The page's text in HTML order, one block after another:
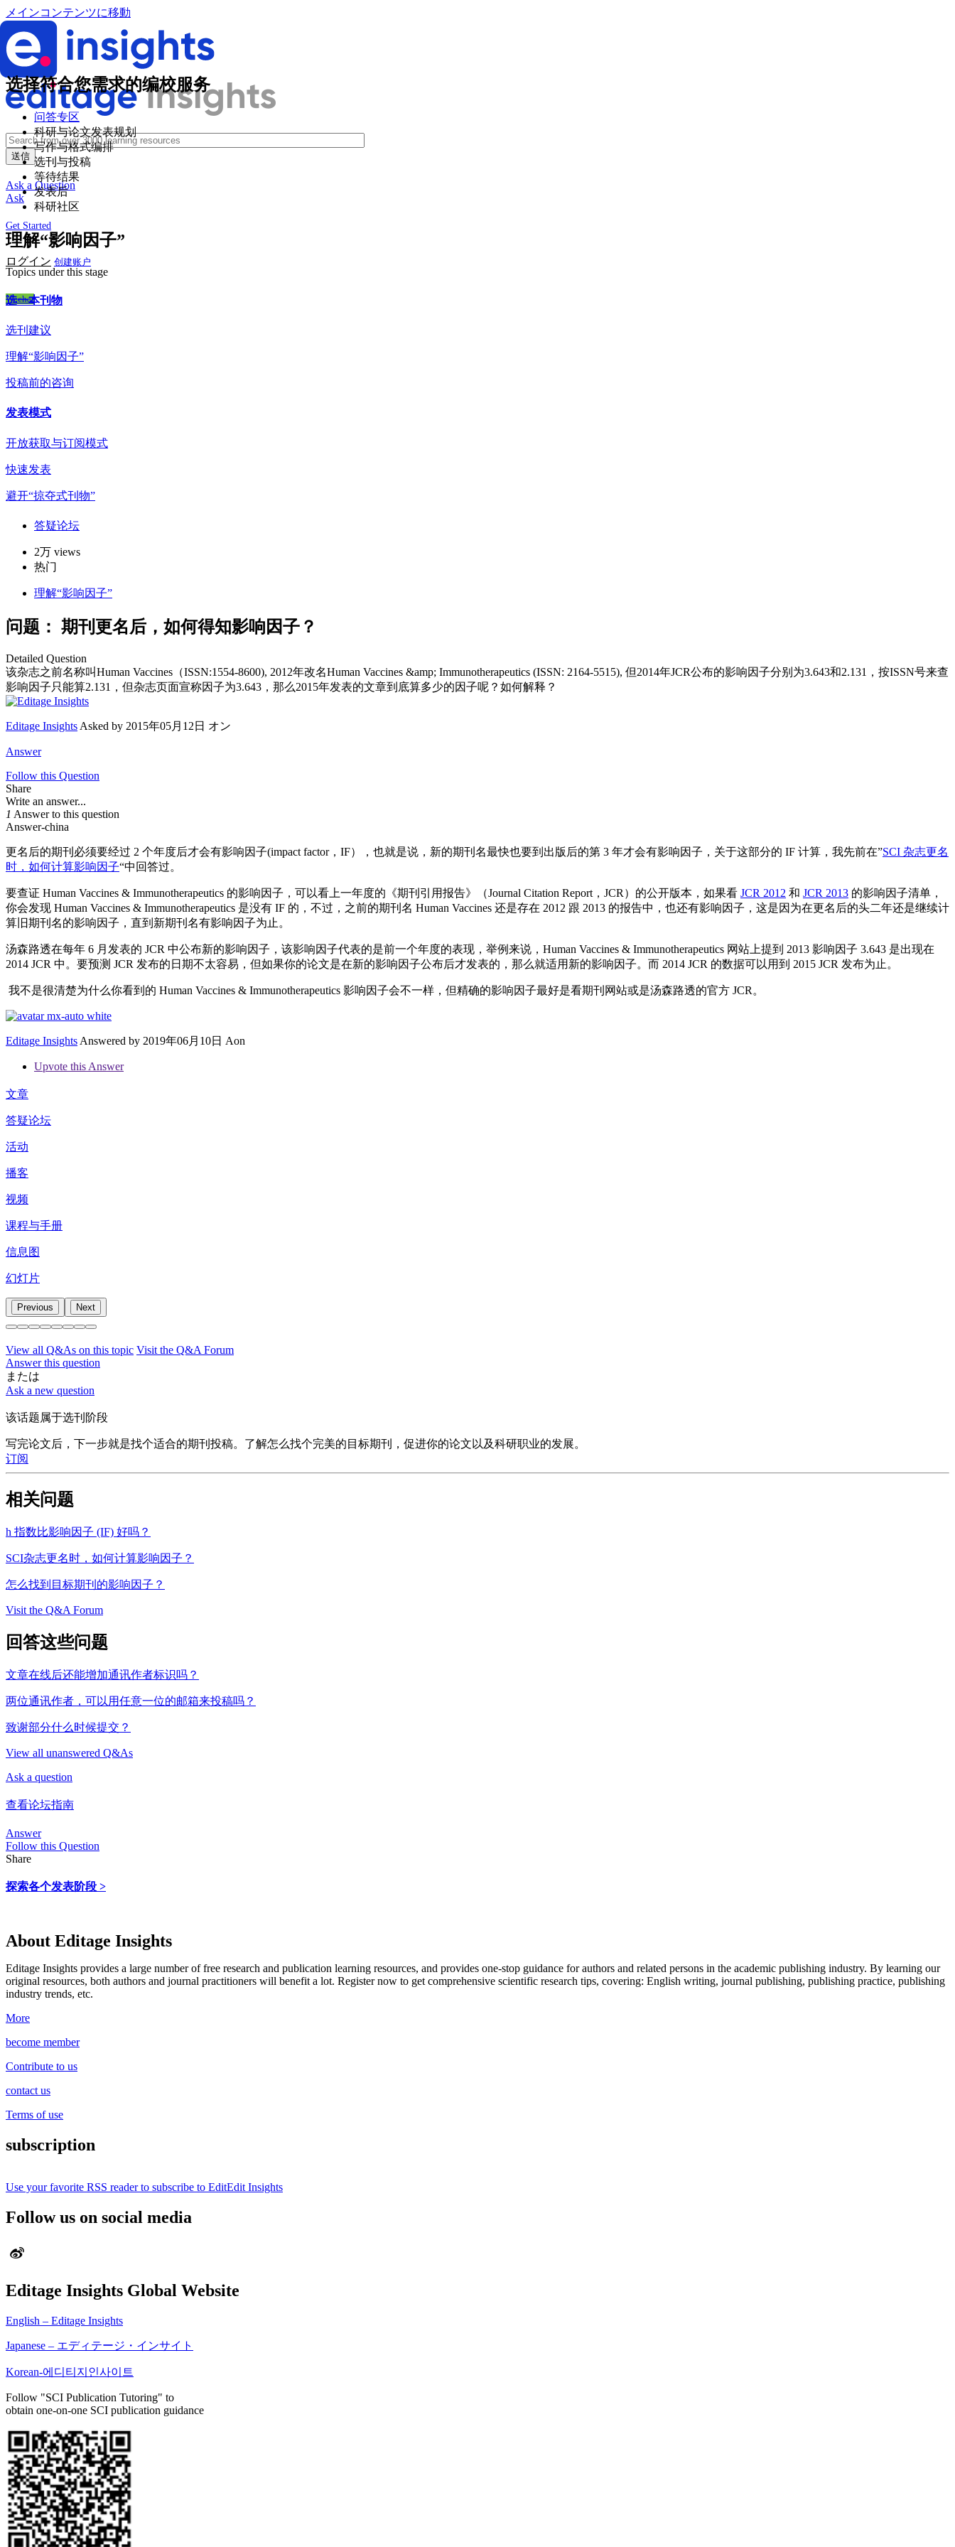
メインコンテンツに移動
Ask a Question
Ask
Get Started
ログイン 创建账户
Wechat
选择符合您需求的编校服务
问答专区
科研与论文发表规划
写作与格式编排
选刊与投稿
等待结果
发表后
科研社区
理解“影响因子”
Topics under this stage
选一本刊物
选刊建议
理解“影响因子”
投稿前的咨询
发表模式
开放获取与订阅模式
快速发表
避开“掠夺式刊物”
答疑论坛
2万 views
热门
理解“影响因子”
问题： 期刊更名后，如何得知影响因子？
Detailed Question
该杂志之前名称叫Human Vaccines（ISSN:1554-8600), 2012年改名Human Vaccines &amp; Immunotherapeutics (ISSN: 2164-5515), 但2014年JCR公布的影响因子分别为3.643和2.131，按ISSN号来查
影响因子只能算2.131，但杂志页面宣称因子为3.643，那么2015年发表的文章到底算多少的因子呢？如何解释？
Editage Insights Asked by 2015年05月12日 オン
Answer
Follow this Question
Share
Write an answer...
1 Answer to this question
Answer-china
更名后的期刊必须要经过 2 个年度后才会有影响因子(impact factor，IF），也就是说，新的期刊名最快也要到出版后的第 3 年才会有影响因子，关于这部分的 IF 计算，我先前在”SCI 杂志更名
时，如何计算影响因子“中回答过。
要查证 Human Vaccines & Immunotherapeutics 的影响因子，可以看上一年度的《期刊引用报告》（Journal Citation Report，JCR）的公开版本，如果看 JCR 2012 和 JCR 2013 的影响因子清单，
你会发现 Human Vaccines & Immunotherapeutics 是没有 IF 的，不过，之前的期刊名 Human Vaccines 还是存在 2012 跟 2013 的报告中，也还有影响因子，这是因为在更名后的头二年还是继续计
算旧期刊名的影响因子，直到新期刊名有影响因子为止。
汤森路透在每年 6 月发表的 JCR 中公布新的影响因子，该影响因子代表的是前一个年度的表现，举例来说，Human Vaccines & Immunotherapeutics 网站上提到 2013 影响因子 3.643 是出现在
2014 JCR 中。要预测 JCR 发布的日期不太容易，但如果你的论文是在新的影响因子公布后才发表的，那么就适用新的影响因子。而 2014 JCR 的数据可以用到 2015 JCR 发布为止。
我不是很清楚为什么你看到的 Human Vaccines & Immunotherapeutics 影响因子会不一样，但精确的影响因子最好是看期刊网站或是汤森路透的官方 JCR。
Editage Insights Answered by 2019年06月10日 Aon
Upvote this Answer
文章
答疑论坛
活动
播客
视频
课程与手册
信息图
幻灯片
Previous Next
View all Q&As on this topic Visit the Q&A Forum
Answer this question
または
Ask a new question
该话题属于选刊阶段
写完论文后，下一步就是找个适合的期刊投稿。了解怎么找个完美的目标期刊，促进你的论文以及科研职业的发展。
订阅
相关问题
h 指数比影响因子 (IF) 好吗？
SCI杂志更名时，如何计算影响因子？
怎么找到目标期刊的影响因子？
Visit the Q&A Forum
回答这些问题
文章在线后还能增加通讯作者标识吗？
两位通讯作者，可以用任意一位的邮箱来投稿吗？
致谢部分什么时候提交？
View all unanswered Q&As
Ask a question
查看论坛指南
Answer
Follow this Question
Share
探索各个发表阶段 >
About Editage Insights
Editage Insights provides a large number of free research and publication learning resources, and provides one-stop guidance for authors and related persons in the academic publishing industry. By learning our
original resources, both authors and journal practitioners will benefit a lot. Register now to get comprehensive scientific research tips, covering: English writing, journal publishing, publishing practice, publishing
industry trends, etc.
More
become member
Contribute to us
contact us
Terms of use
subscription
Use your favorite RSS reader to subscribe to EditEdit Insights
Follow us on social media
Editage Insights Global Website
English – Editage Insights
Japanese – エディテージ・インサイト
Korean-에디티지인사이트
Follow "SCI Publication Tutoring" to
obtain one-on-one SCI publication guidance